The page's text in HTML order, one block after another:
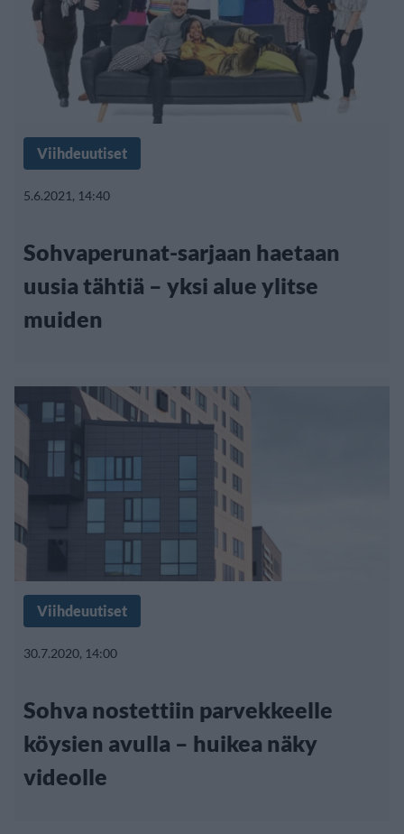
Viihdeuutiset
5.6.2021, 14:40
Sohvaperunat-sarjaan haetaan
uusia tähtiä – yksi alue ylitse
muiden
Viihdeuutiset
30.7.2020, 14:00
Sohva nostettiin parvekkeelle
köysien avulla – huikea näky
videolle